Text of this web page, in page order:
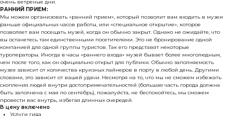
очень ветреные дни.
РАННИЙ ПРИЕМ:
Мы можем организовать «ранний прием», который позволит вам входить в музеи
раньше официальных часов работы, или «специальное открытие», которое
позволяет вам посещать музей, когда он обычно закрыт. Однако не ожидайте, что
вы останетесь там единственными посетителями. Это не бронирование одной
компанией для одной группы туристов. Так его представят некоторые
туроператоры. Иногда в часы «раннего входа» музей бывает более многолюдным,
чем после того, как он официально открыт для публики. Обычно заполняемость
музея зависит от количества круизных лайнеров в порту в любой день. Другими
словами, это зависит от вашей удачи. Несмотря на то, что мы не сможем избежать
скопления людей внутри достопримечательностей (большая часть города должна
быть заполнена с мая по сентябрь), пожалуйста, не беспокойтесь, мы сможем
провести вас внутрь, избегая длинных очередей.
В цену включено
Услуги гида